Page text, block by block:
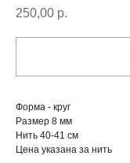
250,00 р.
Форма - круг
Размер 8 мм
Нить 40-41 см
Цена указана за нить